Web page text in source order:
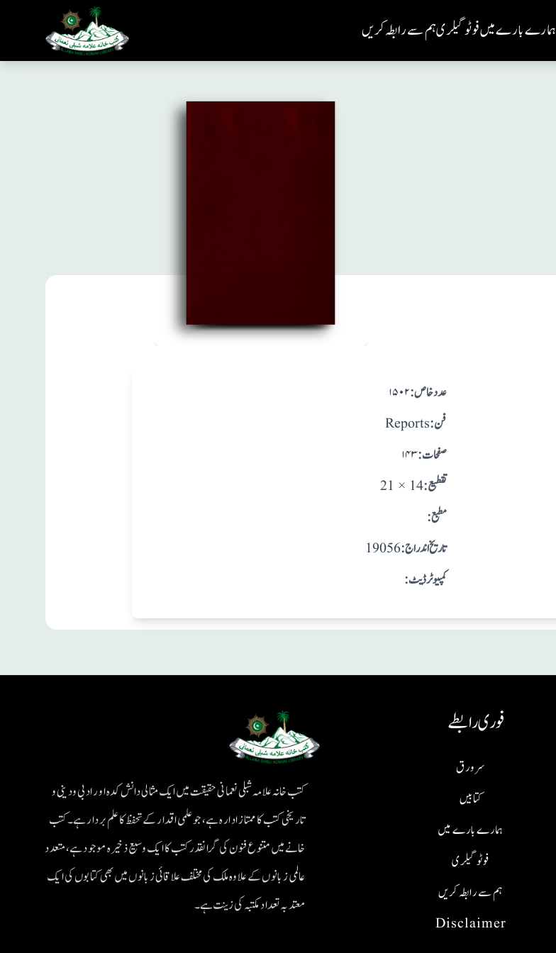
ہم سے رابطہ کریںفوٹو گیلریہمارے بارے میں
۱۵۰۲ :عدد خاص
Reports :فن
۱۴۳ :صفحات
21 × 14 :تقطيع
:مطبع
19056 : تاريخ اندراج
:کمپیوٹر ڈیٹ
کتب خانہ علامہ شبلی نعمانی حقیقت میں ایک مثالی دانش کدہ اور ادبی ودینی و
تاریخی کتب کا ممتاز ادارہ ہے، جو علمی اقدار کے تحفظ کا علم بردار ہے۔کتب
خانے میں متنوع فنون کی گرانقدر کتب کا ایک وسیع ذخیرہ موجود ہے، متعدد
عالمی زبانوں کے علاوہ ملک کی مختلف علاقائی زبانوں میں بھی کتابوں کی ایک
معتد بہ تعداد مکتبہ کی زینت ہے۔
فوری رابطے
Disclaimer
ہم سے رابطہ کریں
فوٹو گیلری
ہمارے بارے میں
کتابیں
سر ورق